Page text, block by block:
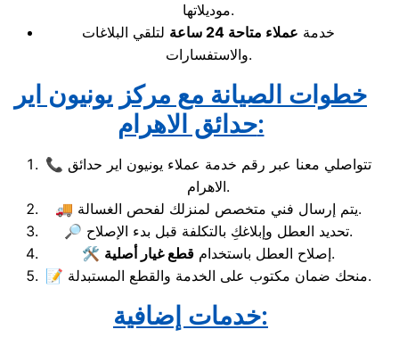
موديلاتها.
خدمة عملاء متاحة 24 ساعة
لتلقي البلاغات
والاستفسارات.
خطوات الصيانة مع مركز يونيون اير
حدائق الاهرام:
📞 تتواصلي معنا عبر رقم خدمة عملاء يونيون اير حدائق
الاهرام.
🚚 يتم إرسال فني متخصص لمنزلك لفحص الغسالة.
🔎 تحديد العطل وإبلاغكِ بالتكلفة قبل بدء الإصلاح.
🛠️ إصلاح العطل باستخدام قطع غيار أصلية
.
📝 منحك ضمان مكتوب على الخدمة والقطع المستبدلة.
خدمات إضافية: